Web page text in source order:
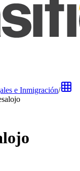
e Inmigración/